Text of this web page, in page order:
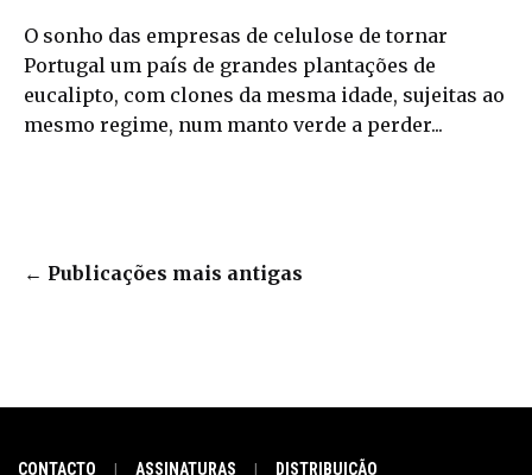
O sonho das empresas de celulose de tornar
Portugal um país de grandes plantações de
eucalipto, com clones da mesma idade, sujeitas ao
mesmo regime, num manto verde a perder...
← Publicações mais antigas
CONTACTO | ASSINATURAS | DISTRIBUIÇÃO